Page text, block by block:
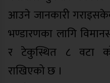
आउने जानकारी
भण्डारणका लागि
र टेकुस्थित ८ वटा
राखिएको छ ।